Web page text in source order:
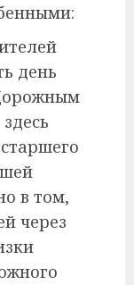
день
в том,
через